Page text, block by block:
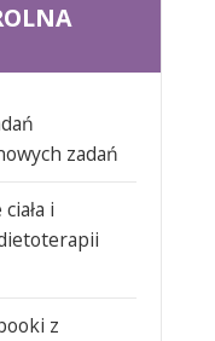
zadań
i
z